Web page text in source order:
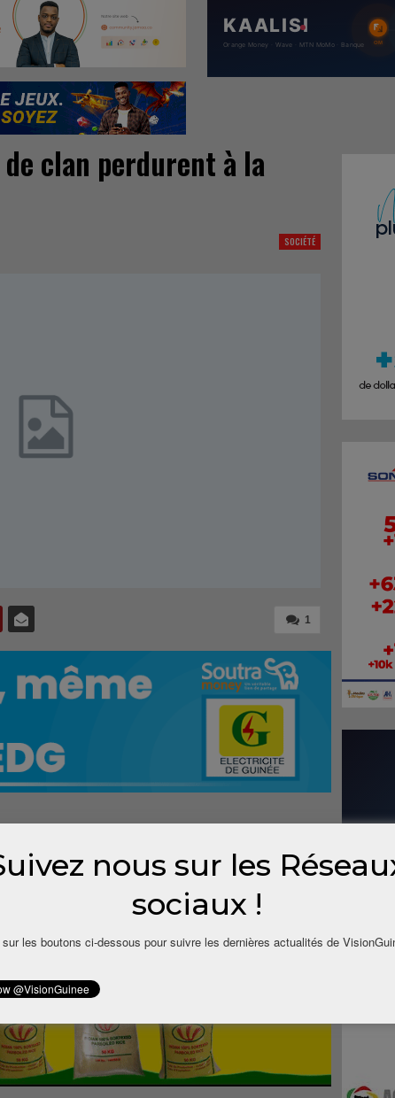
clan perdurent à la
SOCIÉTÉ
1
des médias publics hier lundi 27 mai a
de la maison mère à Koloma.
de la télévision nationale, Ansoumany
Aboubacar Camara qui va prendre les
Moustapha Mara aux programmes.
nous sur les
sociaux !
les boutons ci-dessous pour suivre les dernières actualités de